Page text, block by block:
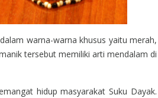
warna-warna khusus yaitu merah,
tersebut memiliki arti mendalam di
hidup masyarakat Suku Dayak.